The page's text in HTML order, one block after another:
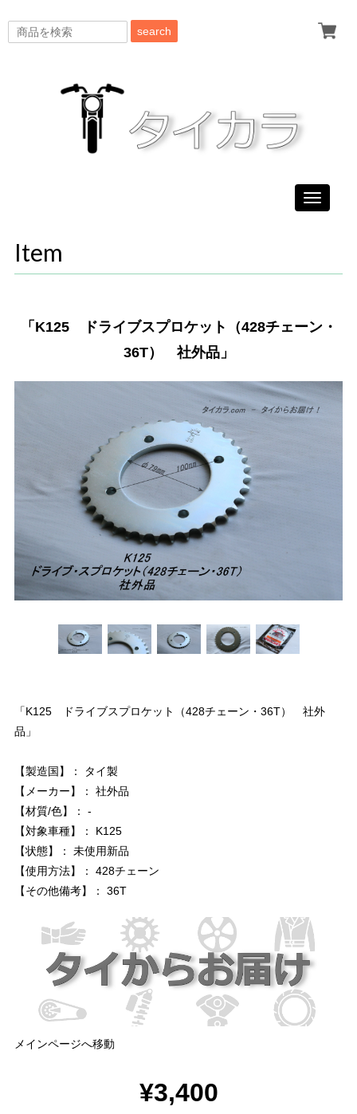
search
Toggle
Item
「K125 ドライブスプロケット（428チェーン・
36T） 社外品」
「K125 ドライブスプロケット（428チェーン・36T） 社外
品」
【製造国】： タイ製
【メーカー】： 社外品
【材質/色】： -
【対象車種】： K125
【状態】： 未使用新品
【使用方法】： 428チェーン
【その他備考】： 36T
メインページへ移動
¥3,400